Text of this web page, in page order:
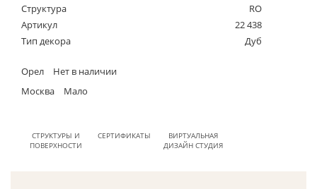
Структура
RO
Артикул
22 438
Тип декора
Дуб
Орел
Нет в наличии
Москва
Мало
СТРУКТУРЫ И
ПОВЕРХНОСТИ
СЕРТИФИКАТЫ
ВИРТУАЛЬНАЯ
ДИЗАЙН СТУДИЯ